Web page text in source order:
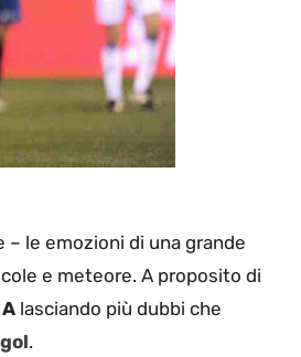
le emozioni di una grande
e meteore. A proposito di
lasciando più dubbi che
.